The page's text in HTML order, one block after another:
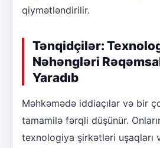
qiymətləndirilir.
Tənqidçilər:
Nəhəngləri
Yaradıb
Məhkəmədə iddiaçılar və bir
tamamilə fərqli düşünür.
texnologiya şirkətləri uşaqları